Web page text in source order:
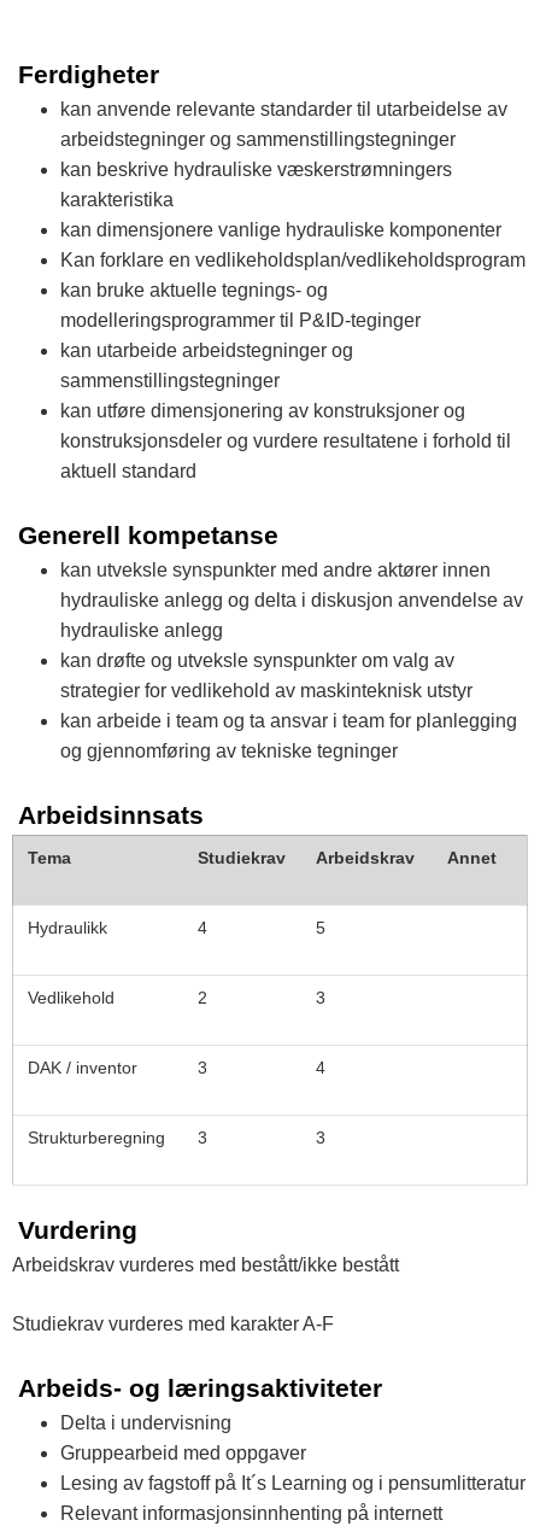
Ferdigheter
kan anvende relevante standarder til utarbeidelse av
arbeidstegninger og sammenstillingstegninger
kan beskrive hydrauliske væskerstrømningers
karakteristika
kan dimensjonere vanlige hydrauliske komponenter
Kan forklare en vedlikeholdsplan/vedlikeholdsprogram
kan bruke aktuelle tegnings- og
modelleringsprogrammer til P&ID-teginger
kan utarbeide arbeidstegninger og
sammenstillingstegninger
kan utføre dimensjonering av konstruksjoner og
konstruksjonsdeler og vurdere resultatene i forhold til
aktuell standard
Generell kompetanse
kan utveksle synspunkter med andre aktører innen
hydrauliske anlegg og delta i diskusjon anvendelse av
hydrauliske anlegg
kan drøfte og utveksle synspunkter om valg av
strategier for vedlikehold av maskinteknisk utstyr
kan arbeide i team og ta ansvar i team for planlegging
og gjennomføring av tekniske tegninger
Arbeidsinnsats
Tema Studiekrav Arbeidskrav Annet
Hydraulikk 4 5
Vedlikehold 2 3
DAK / inventor 3 4
Strukturberegning 3 3
Vurdering
Arbeidskrav vurderes med bestått/ikke bestått
Studiekrav vurderes med karakter A-F
Arbeids- og læringsaktiviteter
Delta i undervisning
Gruppearbeid med oppgaver
Lesing av fagstoff på It´s Learning og i pensumlitteratur
Relevant informasjonsinnhenting på internett